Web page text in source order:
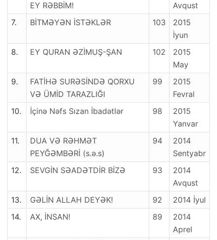
EY RƏBBİM!
Avqust
7.
BİTMƏYƏN İSTƏKLƏR 103
2015
İyun
8.
EY QURAN ƏZİMUŞ-ŞAN 102
2015
May
9.
FATİHƏ SURƏSİNDƏ QORXU
VƏ ÜMİD TARAZLIĞI
99
2015
Fevral
10.
İçinə Nəfs Sızan İbadətlər 98
2015
Yanvar
11.
DUA VƏ RƏHMƏT
PEYĞƏMBƏRİ (s.ə.s)
94
2014
Sentyabr
12.
SEVGİN SƏADƏTDİR BİZƏ 93
2014
Avqust
13.
GƏLİN ALLAH DEYƏK! 92
2014 İyul
14.
AX, İNSAN! 89
2014
Aprel